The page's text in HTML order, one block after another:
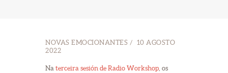
NOVAS EMOCIONANTES
10 AGOSTO
2022
Na terceira sesión de Radio Workshop, os